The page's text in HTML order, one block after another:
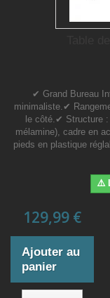
✔ Grand Bureau
minimaliste.✔
le côté.✔ Structure
mélamine), cadre en
pieds en plastique
⚠️
129,99 €
Ajouter au
panier